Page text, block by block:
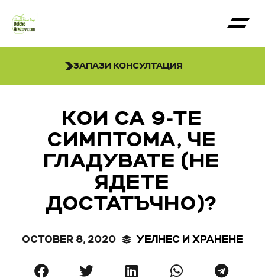
ЗАПАЗИ КОНСУЛТАЦИЯ
КОИ СА 9-ТЕ
СИМПТОМА, ЧЕ
ГЛАДУВАТЕ (НЕ
ЯДЕТЕ
ДОСТАТЪЧНО)?
OCTOBER 8, 2020 УЕЛНЕС И ХРАНЕНЕ